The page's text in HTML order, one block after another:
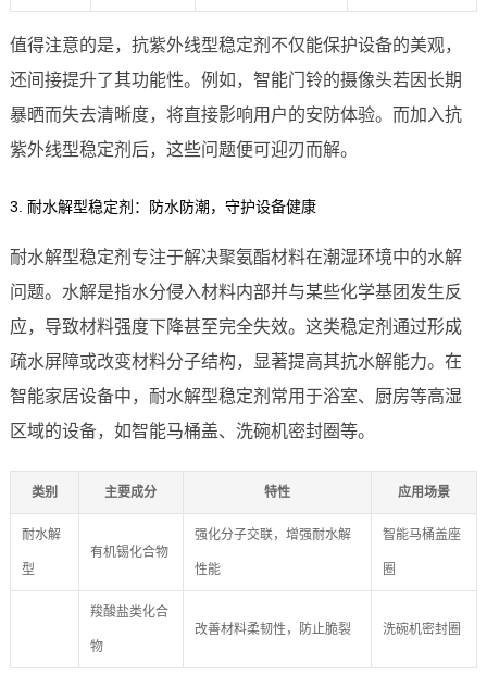
值得注意的是，抗紫外线型稳定剂不仅能保护设备的美观，
还间接提升了其功能性。例如，智能门铃的摄像头若因长期
暴晒而失去清晰度，将直接影响用户的安防体验。而加入抗
紫外线型稳定剂后，这些问题便可迎刃而解。
3. 耐水解型稳定剂：防水防潮，守护设备健康
耐水解型稳定剂专注于解决聚氨酯材料在潮湿环境中的水解
问题。水解是指水分侵入材料内部并与某些化学基团发生反
应，导致材料强度下降甚至完全失效。这类稳定剂通过形成
疏水屏障或改变材料分子结构，显著提高其抗水解能力。在
智能家居设备中，耐水解型稳定剂常用于浴室、厨房等高湿
区域的设备，如智能马桶盖、洗碗机密封圈等。
类别 主要成分 特性 应用场景
耐水解
型
有机锡化合物
强化分子交联，增强耐水解
性能
智能马桶盖座
圈
羧酸盐类化合
物
改善材料柔韧性，防止脆裂 洗碗机密封圈